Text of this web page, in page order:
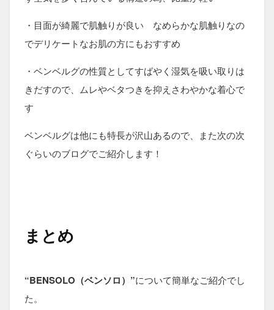
・目面が綺麗で肌触りが良い なめらかな肌触りなの
でデリケートなお肌の方にもおすすめ
・ベンベルグの性質としてすばやく湿気を吸い取りは
きだすので、ムレやベタつきを抑えさわやかな着心で
す
ベンベルグは他にも特長が沢山あるので、また次の次
ぐらいのブログでご紹介します！
まとめ
“BENSOLO（ベンソロ）”について簡単なご紹介でし
た。